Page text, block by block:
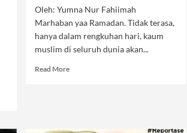
Oleh: Yumna Nur Fahiimah
Marhaban yaa Ramadan. Tidak terasa,
hanya dalam rengkuhan hari, kaum
muslim di seluruh dunia akan...
Read MoreRead